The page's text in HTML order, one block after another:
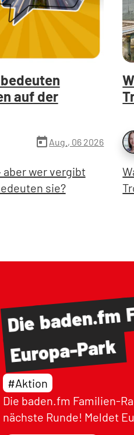
auf der
todayAug., 06 2026
aber wer vergibt
sie?
Die baden.fm
Europa-Park
#Aktion
Die baden.fm Familien-
nächste Runde! Meldet